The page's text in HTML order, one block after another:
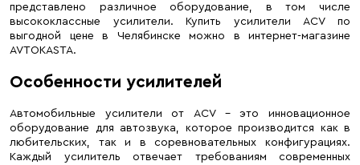
представлено различное оборудование, в том числе
высококлассные усилители. Купить усилители ACV по
выгодной цене в Челябинске можно в интернет-магазине
AVTOKASTA.
Особенности усилителей
Автомобильные усилители от ACV – это инновационное
оборудование для автозвука, которое производится как в
любительских, так и в соревновательных конфигурациях.
Каждый усилитель отвечает требованиям современных